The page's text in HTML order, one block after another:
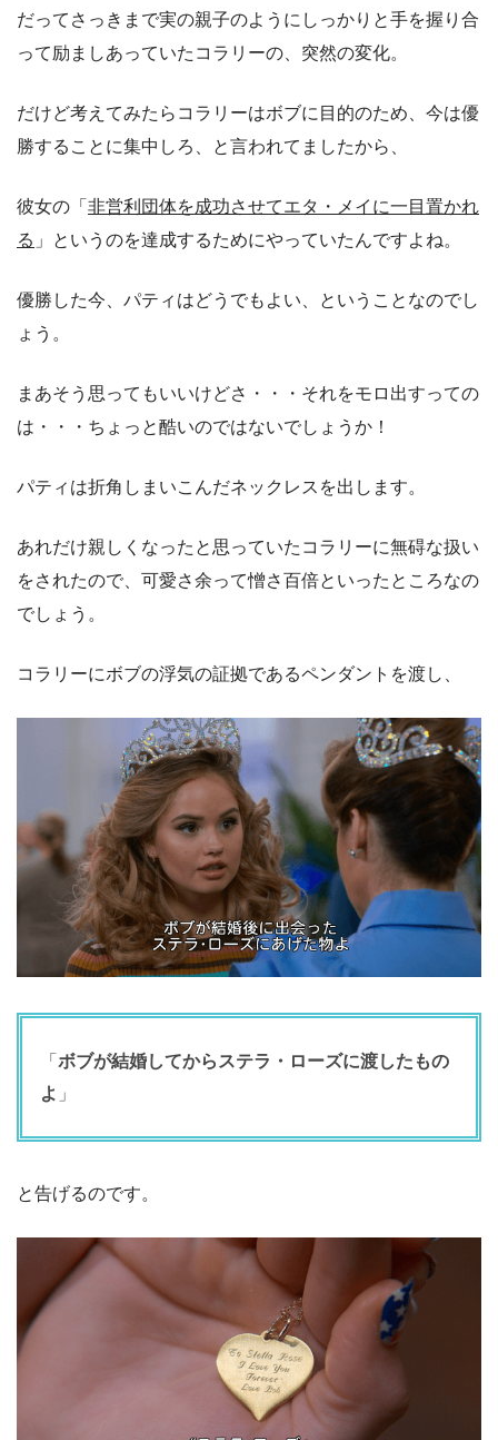
だってさっきまで実の親子のようにしっかりと手を握り合
って励ましあっていたコラリーの、突然の変化。
だけど考えてみたらコラリーはボブに目的のため、今は優
勝することに集中しろ、と言われてましたから、
彼女の「 非営利団体を成功させてエタ・メイに一目置かれ
る 」というのを達成するためにやっていたんですよね。
優勝した今、パティはどうでもよい、ということなのでし
ょう。
まあそう思ってもいいけどさ・・・それをモロ出すっての
は・・・ちょっと酷いのではないでしょうか！
パティは折角しまいこんだネックレスを出します。
あれだけ親しくなったと思っていたコラリーに無碍な扱い
をされたので、可愛さ余って憎さ百倍といったところなの
でしょう。
コラリーにボブの浮気の証拠であるペンダントを渡し、
「 ボブが結婚してからステラ・ローズに渡したもの
よ 」
と告げるのです。